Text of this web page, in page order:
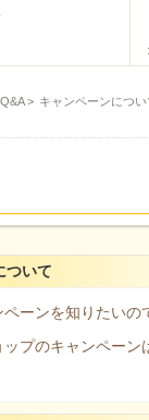
Q&A> キャンペーンについ
ついて
ーンを知りたいの
プのキャンペーン